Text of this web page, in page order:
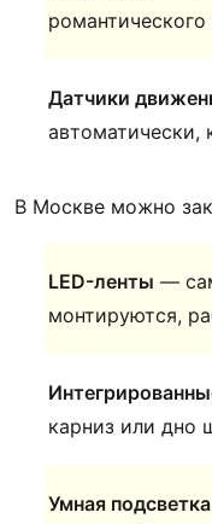
романтического
Датчики
автоматически,
В Москве можно
LED-ленты —
монтируются,
карниз или дно
Умная подсветка